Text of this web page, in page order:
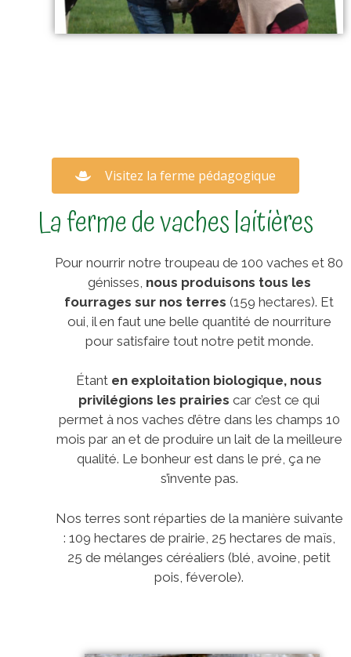
Visitez la ferme pédagogique
La ferme de vaches laitières
Pour nourrir notre troupeau de 100 vaches et 80
génisses, nous produisons tous les
fourrages sur nos terres (159 hectares). Et
oui, il en faut une belle quantité de nourriture
pour satisfaire tout notre petit monde.
Étant en exploitation biologique, nous
privilégions les prairies car c’est ce qui
permet à nos vaches d’être dans les champs 10
mois par an et de produire un lait de la meilleure
qualité. Le bonheur est dans le pré, ça ne
s’invente pas.
Nos terres sont réparties de la manière suivante
: 109 hectares de prairie, 25 hectares de maïs,
25 de mélanges céréaliers (blé, avoine, petit
pois, féverole).